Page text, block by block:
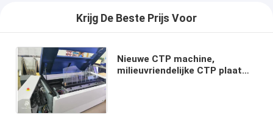
Krijg De Beste Prijs Voor
Nieuwe CTP machine,
milieuvriendelijke CTP plaat